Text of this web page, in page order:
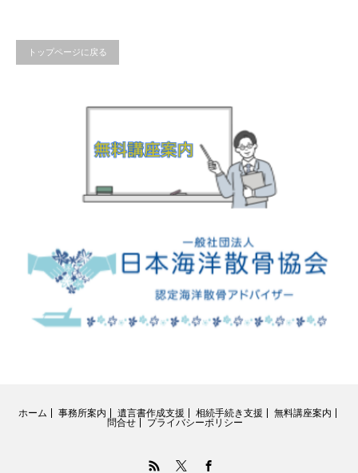
トップページに戻る
ホーム 事務所案内 遺言書作成支援 相続手続き支援
無料講座案内
問合せ
プライバシーポリシー
Facebook